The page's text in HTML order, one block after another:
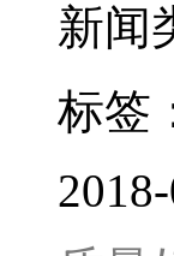
新闻
标签